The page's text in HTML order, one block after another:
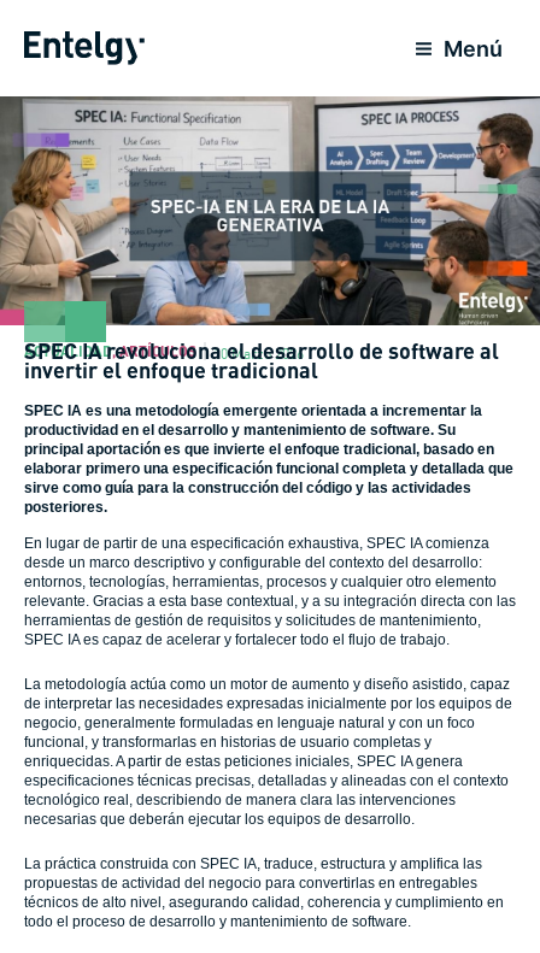
Menú
ACTUALIDAD,ARTÍCULOS 10 Marzo 2026
SPEC IA revoluciona el desarrollo de software al
invertir el enfoque tradicional
SPEC IA es una metodología emergente orientada a incrementar la
productividad en el desarrollo y mantenimiento de software. Su
principal aportación es que invierte el enfoque tradicional, basado en
elaborar primero una especificación funcional completa y detallada que
sirve como guía para la construcción del código y las actividades
posteriores.
En lugar de partir de una especificación exhaustiva, SPEC IA comienza
desde un marco descriptivo y configurable del contexto del desarrollo:
entornos, tecnologías, herramientas, procesos y cualquier otro elemento
relevante. Gracias a esta base contextual, y a su integración directa con las
herramientas de gestión de requisitos y solicitudes de mantenimiento,
SPEC IA es capaz de acelerar y fortalecer todo el flujo de trabajo.
La metodología actúa como un motor de aumento y diseño asistido, capaz
de interpretar las necesidades expresadas inicialmente por los equipos de
negocio, generalmente formuladas en lenguaje natural y con un foco
funcional, y transformarlas en historias de usuario completas y
enriquecidas. A partir de estas peticiones iniciales, SPEC IA genera
especificaciones técnicas precisas, detalladas y alineadas con el contexto
tecnológico real, describiendo de manera clara las intervenciones
necesarias que deberán ejecutar los equipos de desarrollo.
La práctica construida con SPEC IA, traduce, estructura y amplifica las
propuestas de actividad del negocio para convertirlas en entregables
técnicos de alto nivel, asegurando calidad, coherencia y cumplimiento en
todo el proceso de desarrollo y mantenimiento de software.